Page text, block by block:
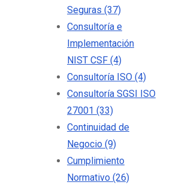
Seguras (37)
Consultoría e
Implementación
NIST CSF (4)
Consultoría ISO (4)
Consultoría SGSI ISO
27001 (33)
Continuidad de
Negocio (9)
Cumplimiento
Normativo (26)